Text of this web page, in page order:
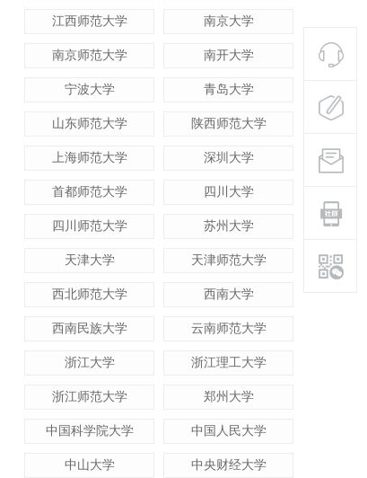
江西师范大学 南京大学
南京师范大学 南开大学
宁波大学 青岛大学
山东师范大学 陕西师范大学
上海师范大学 深圳大学
首都师范大学 四川大学
四川师范大学 苏州大学
天津大学 天津师范大学
西北师范大学 西南大学
西南民族大学 云南师范大学
浙江大学 浙江理工大学
浙江师范大学 郑州大学
中国科学院大学 中国人民大学
中山大学 中央财经大学